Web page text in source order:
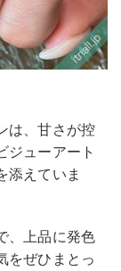
は、甘さが控
ジューアート
添えていま
、上品に発色
をぜひまとっ